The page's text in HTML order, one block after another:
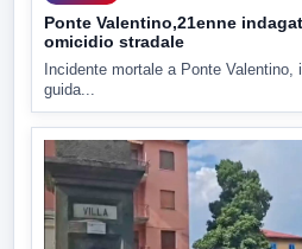
Ponte Valentino,21enne
omicidio stradale
Incidente mortale a Ponte Valentino,
guida...